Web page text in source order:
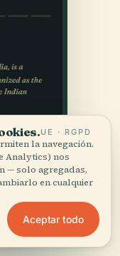
UE · RGPD
la navegación.
Analytics) nos
— solo agregadas,
en cualquier
Aceptar todo